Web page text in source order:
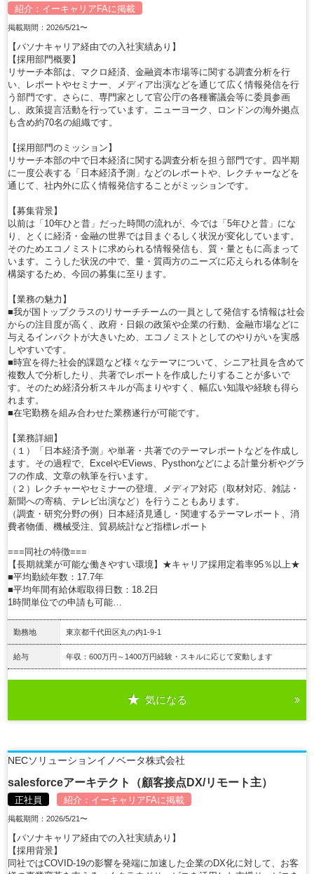
紹介： イーキャリアFAに掲載
掲載期間：2026/5/21〜
【パソナキャリア経由での入社実績あり】
【採用部門概要】
リサーチ本部は、マクロ経済、金融資本市場等に関する調査分析を行
い、レポートやセミナー、メディア出演などを通じて広く情報発信を行
う部門です。さらに、専門家として官公庁の各種審議会等に委員参画
し、政策提言活動を行っています。ニューヨーク、ロンドンの海外拠点
も含め約70名の組織です。
【採用部門のミッション】
リサーチ本部の中で日本経済に関する調査分析を担う部門です。四半期
に一度公表する「日本経済予測」などのレポートや、レクチャーなどを
通じて、社内外に広く情報発信することがミッションです。
【募集背景】
以前は「10年ひと昔」だった時間の流れが、今では「5年ひと昔」にな
り、とくに経済・金融の世界では目まぐるしく状況が変化しています。
そのためエコノミストに求められる情報発信も、質・量ともに高まって
います。こうした状況の中で、量・質両方のニーズに応えられる体制を
構築するため、今回の募集に至ります。
【業務の魅力】
■我が国トップクラスのリサーチチームの一員として発信する情報は社会
からの注目度が高く、政府・日銀の政策や企業の行動、金融市場などに
与えるインパクトが大きいため、エコノミストとしてのやりがいを実感
しやすいです。
■時宜を得た社会的課題など様々なテーマについて、シニア社員を含めて
複数人で分析したり、共著でレポートを作成したりすることが多いで
す。そのため経済分析スキルが高まりやすく、幅広い知識や経験も得ら
れます。
■在宅勤務を組み合わせた業務遂行が可能です。
【業務詳細】
（１）「日本経済予測」や単著・共著でのテーマレポートなどを作成し
ます。その過程で、ExcelやEViews、Pysthonなどによる計量分析やグラ
フの作成、文章の執筆を行います。
（２）レクチャーやセミナーの登壇、メディア対応（取材対応、雑誌・
新聞への寄稿、テレビ出演など）を行うこともあります。
（調査・研究分野の例）日本経済見通し・関連するテーマレポート、消
費者物価、機械受注、貿易統計など指標レポート
===同社の特徴===
【長期就業が可能な働きやすい環境】★キャリア採用定着率95％以上★
■平均勤続年数：17.7年
■平均年間有給休暇取得日数：18.2日
1時間単位での申請も可能…
勤務地 東京都千代田区丸の内1-9-1
給与 年収：600万円～1400万円経験・スキルに応じて変動します
気になる
NECソリューションイノベータ株式会社
salesforceアーキテクト（顧客接点DX/リモート主）
正社員 紹介： イーキャリアFAに掲載
掲載期間：2026/5/21〜
【パソナキャリア経由での入社実績あり】
【採用背景】
同社ではCOVID-19の影響を発端に加速した企業のDX化に対して、お客